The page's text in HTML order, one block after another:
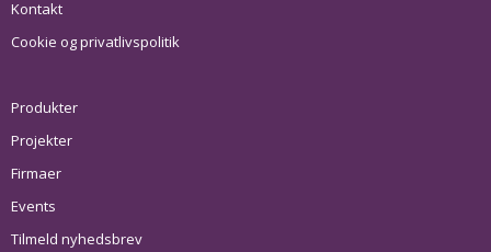
Kontakt
Cookie og privatlivspolitik
Produkter
Projekter
Firmaer
Events
Tilmeld nyhedsbrev